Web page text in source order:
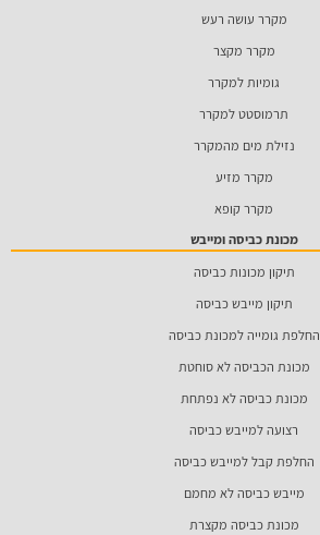
מקרר עושה רעש
מקרר מקצר
גומיות למקרר
תרמוסטט למקרר
נזילת מים מהמקרר
מקרר מזיע
מקרר קופא
מכונת כביסה ומייבש
תיקון מכונות כביסה
תיקון מייבש כביסה
החלפת גומייה למכונת כביסה
מכונת הכביסה לא סוחטת
מכונת כביסה לא נפתחת
רצועה למייבש כביסה
החלפת קבל למייבש כביסה
מייבש כביסה לא מחמם
מכונת כביסה מקצרת